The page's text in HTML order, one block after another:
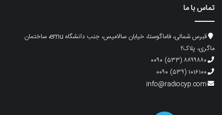
تماس با ما
قبرس شمالی، فاماگوستا، خیابان سالامیس، جنب دانشگاه emu، ساختمان
ماگری، پلاک۲
۸۸۹۹۸۸۰ (۵۳۳) ۰۰۹۰
۱۰۱۶۱۰۰ (۵۳۹) ۰۰۹۰
info@radiocyp.com